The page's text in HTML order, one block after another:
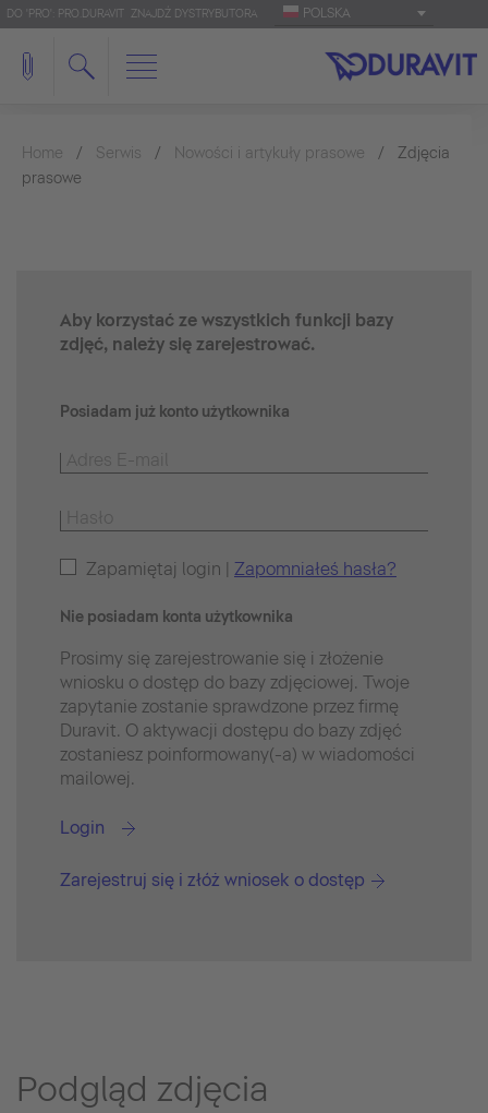
DO 'PRO': PRO.DURAVIT ZNAJDŹ DYSTRYBUTORA POLSKA
Home Serwis Nowości i artykuły prasowe
Zdjęcia
prasowe
Aby korzystać ze wszystkich funkcji bazy
zdjęć, należy się zarejestrować.
Posiadam już konto użytkownika
Zapamiętaj login | Zapomniałeś hasła?
Nie posiadam konta użytkownika
Prosimy się zarejestrowanie się i złożenie
wniosku o dostęp do bazy zdjęciowej. Twoje
zapytanie zostanie sprawdzone przez firmę
Duravit. O aktywacji dostępu do bazy zdjęć
zostaniesz poinformowany(-a) w wiadomości
mailowej.
Login
Zarejestruj się i złóż wniosek o dostęp
Podgląd zdjęcia